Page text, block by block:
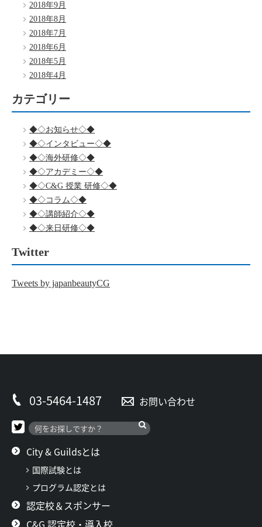
2018年9月
2018年8月
2018年7月
2018年6月
2018年5月
2018年4月
カテゴリー
◆◇お知らせ◇◆
◆◇インタビュー◇◆
◆◇海外研修◇◆
◆◇アカデミー◇◆
◆◇C&G 授業 研修◇◆
◆◇コラム◇◆
◆◇講師紹介◇◆
◆◇来日研修◇◆
Twitter
Tweets by japanbeautyCG
03-5464-1487 お問い合わせ
City & Guildsとは
国際試験とは
プログラム認定とは
認定校＆スポンサー
C&G 認定校・導入校